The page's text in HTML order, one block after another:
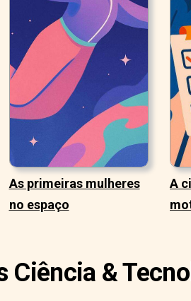
As primeiras mulheres
no espaço
A
Ciência &